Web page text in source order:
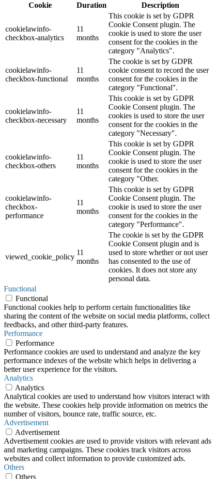
Cookie
Duration Description
cookielawinfo-
checkbox-analytics
11
months
This cookie is set by GDPR
Cookie Consent plugin. The
cookie is used to store the user
consent for the cookies in the
category "Analytics".
cookielawinfo-
checkbox-functional
11
months
The cookie is set by GDPR
cookie consent to record the user
consent for the cookies in the
category "Functional".
cookielawinfo-
checkbox-necessary
11
months
This cookie is set by GDPR
Cookie Consent plugin. The
cookies is used to store the user
consent for the cookies in the
category "Necessary".
cookielawinfo-
checkbox-others
11
months
This cookie is set by GDPR
Cookie Consent plugin. The
cookie is used to store the user
consent for the cookies in the
category "Other.
cookielawinfo-
checkbox-
performance
11
months
This cookie is set by GDPR
Cookie Consent plugin. The
cookie is used to store the user
consent for the cookies in the
category "Performance".
viewed_cookie_policy
11
months
The cookie is set by the GDPR
Cookie Consent plugin and is
used to store whether or not user
has consented to the use of
cookies. It does not store any
personal data.
Functional
Functional
Functional cookies help to perform certain functionalities like
sharing the content of the website on social media platforms, collect
feedbacks, and other third-party features.
Performance
Performance
Performance cookies are used to understand and analyze the key
performance indexes of the website which helps in delivering a
better user experience for the visitors.
Analytics
Analytics
Analytical cookies are used to understand how visitors interact with
the website. These cookies help provide information on metrics the
number of visitors, bounce rate, traffic source, etc.
Advertisement
Advertisement
Advertisement cookies are used to provide visitors with relevant ads
and marketing campaigns. These cookies track visitors across
websites and collect information to provide customized ads.
Others
Others